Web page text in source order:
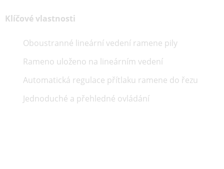
Klíčové vlastnosti
Oboustranné lineární vedení ramene pily
Rameno uloženo na lineárním vedení
Automatická regulace přítlaku ramene do řezu
Jednoduché a přehledné ovládání